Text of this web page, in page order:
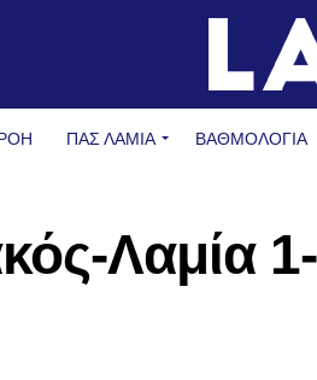
ΠΑΣ ΛΑΜΊΑ ΒΑΘΜΟΛΟΓΙΑ
Λαμία